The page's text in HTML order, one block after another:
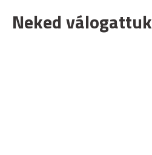
Neked válogattuk